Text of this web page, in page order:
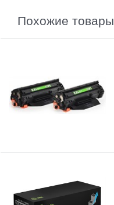
Похожие товары